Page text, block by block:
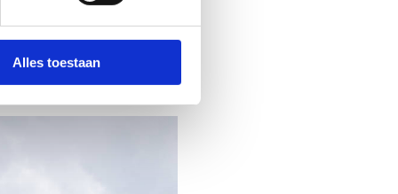
Alles toestaan
(PDF)